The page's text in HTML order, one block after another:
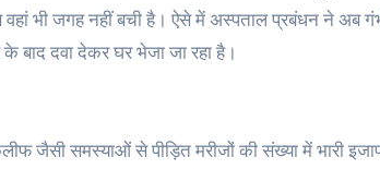
भी जगह नहीं बची है। ऐसे में अस्पताल प्रबंधन ने अब
बाद दवा देकर घर भेजा जा रहा है।
जैसी समस्याओं से पीड़ित मरीजों की संख्या में भारी